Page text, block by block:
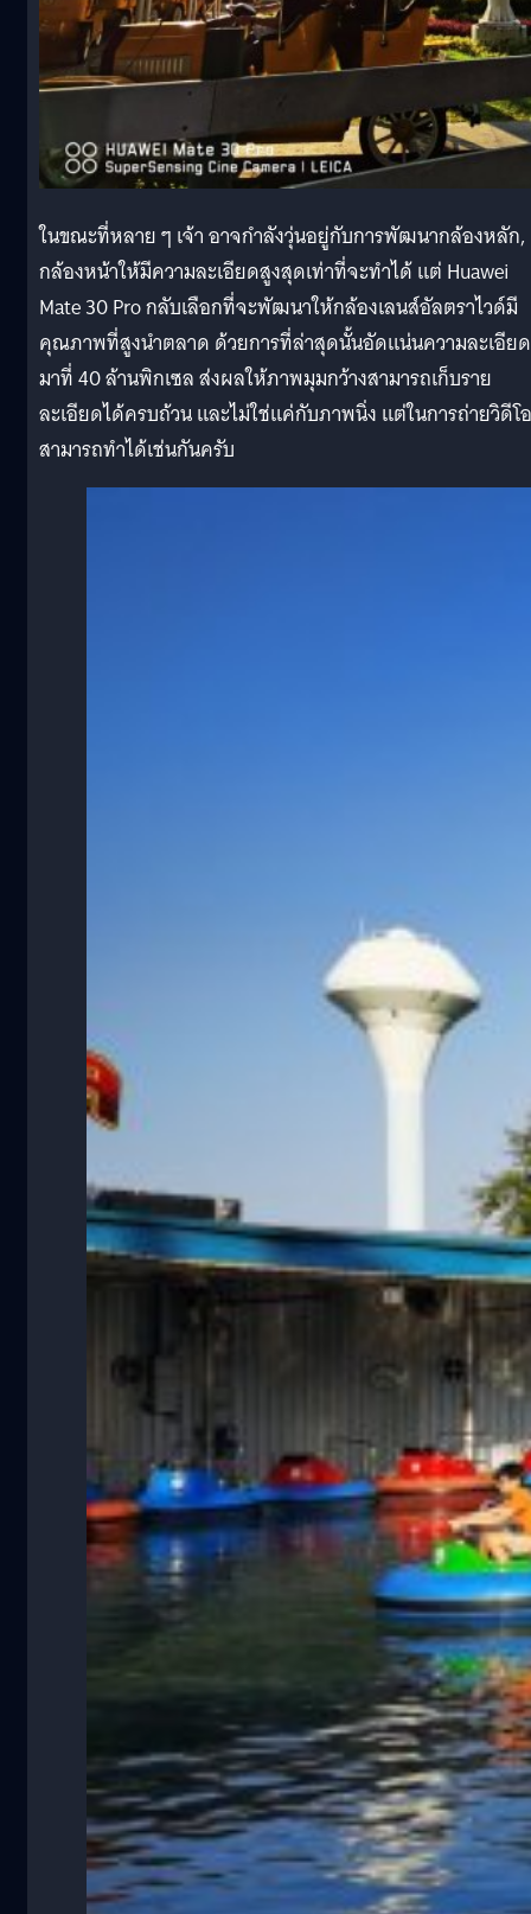
ในขณะที่หลาย ๆ เจ้า อาจกำลังวุ่นอยู่กับการพัฒนากล้องหลัก,
กล้องหน้าให้มีความละเอียดสูงสุดเท่าที่จะทำได้ แต่ Huawei
Mate 30 Pro กลับเลือกที่จะพัฒนาให้กล้องเลนส์อัลตราไวด์มี
คุณภาพที่สูงนำตลาด ด้วยการที่ล่าสุดนั้นอัดแน่นความละเอียด
มาที่ 40 ล้านพิกเซล ส่งผลให้ภาพมุมกว้างสามารถเก็บราย
ละเอียดได้ครบถ้วน และไม่ใช่แค่กับภาพนิ่ง แต่ในการถ่ายวิดีโ
สามารถทำได้เช่นกันครับ